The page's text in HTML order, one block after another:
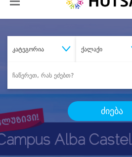
კატეგორია ქალაქი
ძიება